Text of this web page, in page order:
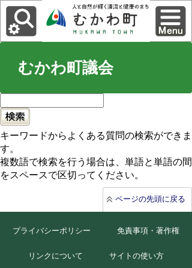
むかわ町議会
キーワードからよくある質問の検索ができま
す。
複数語で検索を行う場合は、単語と単語の間
をスペースで区切ってください。
ページの先頭に戻る
プライバシーポリシー 免責事項・著作権
リンクについて サイトの使い方